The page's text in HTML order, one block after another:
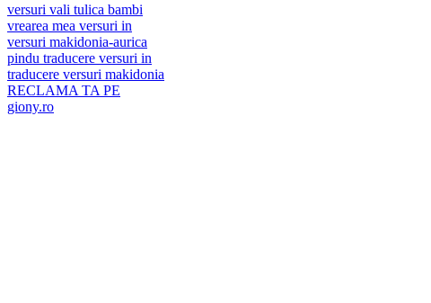
versuri vali tulica bambi
vrearea mea versuri in
versuri makidonia-aurica
pindu traducere versuri in
traducere versuri makidonia
RECLAMA TA PE
giony.ro